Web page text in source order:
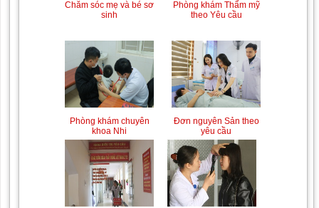
Chăm sóc mẹ và bé sơ
sinh
Trung tâm chăm sóc mẹ
bầu và sau sinh
Phòng khám Thẩm mỹ
theo Yêu cầu
Khám bệnh nhân mắc
các bệnh lý về xương,
Phòng khám chuyên
khoa Nhi
Chiếu tia Plasma lạnh hỗ
trợ điều trị vết thương
Đơn nguyên Sản theo
yêu cầu
Khám bệnh nhân sau
phẫu thuật